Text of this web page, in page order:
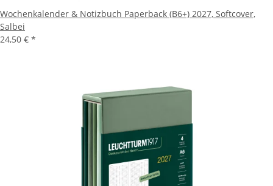
Wochenkalender & Notizbuch Paperback (B6+) 2027, Softcover,
Salbei
24,50 € *